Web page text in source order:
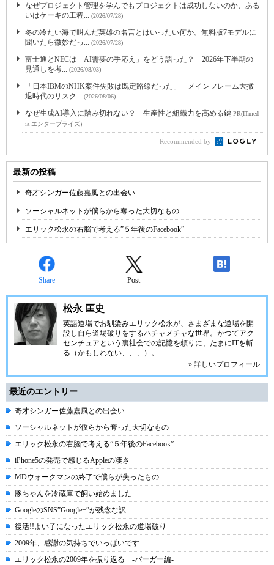
なぜプロジェクト管理を学んでもプロジェクトは成功しないのか、ある
いはケーキの工程... (2026/07/28)
冬の冷たい海で叫んだ英雄の名言とはいったい何か。無料版7モデルに
聞いたら微妙だっ... (2026/07/28)
富士通とNECは「AI需要の手応え」をどう語った？ 2026年下半期の
見通しを考... (2026/08/03)
「日本IBMのNHK案件失敗は既定路線だった」 メインフレーム大撤
退時代のリスク... (2026/08/06)
なぜ生成AI導入に踏み切れない？ 生産性と組織力を高める鍵 PR(ITmed
ia エンタープライズ)
Recommended by
最新の投稿
奇才シンガー佐藤嘉風との出会い
ソーシャルネットが僕らから奪った大切なもの
エリック松永の右脳で考える”５年後のFacebook”
Share Post -
松永 匡史
英語道場でお馴染みエリック松永が、さまざまな道場を開
設し自ら道場破りをするハチャメチャな世界。かつてアク
センチュアという裏社会での記憶を頼りに、たまにITを斬
る（かもしれない、、、）。
» 詳しいプロフィール
最近のエントリー
奇才シンガー佐藤嘉風との出会い
ソーシャルネットが僕らから奪った大切なもの
エリック松永の右脳で考える”５年後のFacebook”
iPhone5の発売で感じるAppleの凄さ
MDウォークマンの終了で僕らが失ったもの
豚ちゃんを冷蔵庫で飼い始めました
GoogleのSNS”Google+”が残念な訳
復活!!よい子になったエリック松永の道場破り
2009年、感謝の気持ちでいっぱいです
エリック松永の2009年を振り返る -バーガー編-